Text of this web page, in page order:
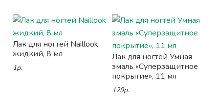
Лак для ногтей Naillook
жидкий, 8 мл
1р.
Лак для ногтей Умная
эмаль «Суперзащитное
покрытие», 11 мл
129р.